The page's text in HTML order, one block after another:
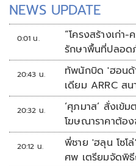
NEWS UPDATE
0:01 น.
“โครงสร้างเก่า-คนให
รักษาพื้นที่ปลอด
20:43 น.
ทัพนักบิด 'ฮอนด้
เดียม ARRC ส
20:32 น.
‘ศุภมาส’ สั่งเข้
โฆษณาราคาต้อ
20:12 น.
พี่ชาย 'ฮลุน โซโ
ศพ เตรียมจัดพิ